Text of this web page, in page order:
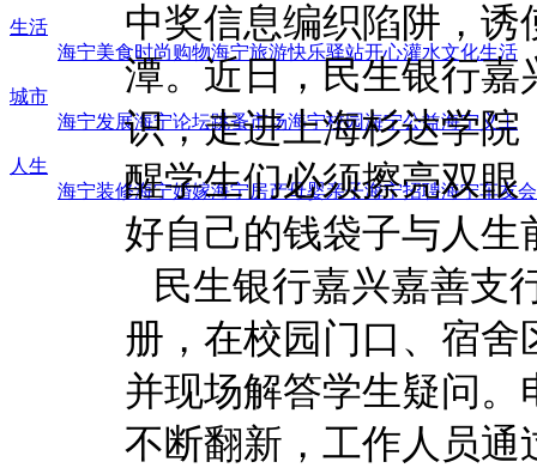
生活
海宁美食时尚购物海宁旅游快乐驿站开心灌水文化生活
城市
海宁发展海宁论坛跳蚤市场海宁校园海宁公益海宁义工
人生
海宁装修海宁婚嫁海宁房产母婴亲子海宁招聘海宁车友会
中奖信息编织陷阱，
潭。近日，民生银行嘉
识，走进上海杉达学
醒学生们必须擦亮双
好自己的钱袋子与人生
民生银行嘉兴嘉善支
册，在校园门口、宿
并现场解答学生疑问
不断翻新，工作人员